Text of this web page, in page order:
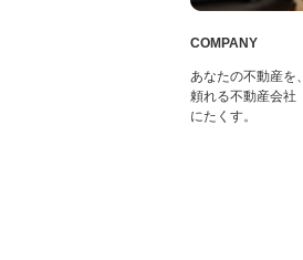
COMPANY
あなたの不動産を、
頼れる不動産会社
にたくす。